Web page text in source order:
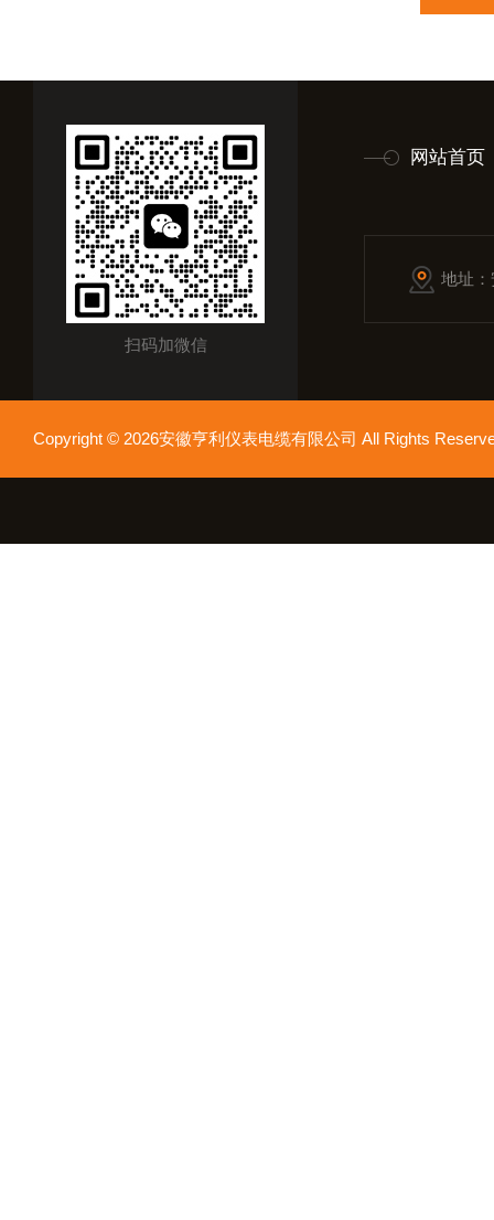
扫码加微信
网站首页
地址
Copyright © 2026安徽亨利仪表电缆有限公司 All Rights